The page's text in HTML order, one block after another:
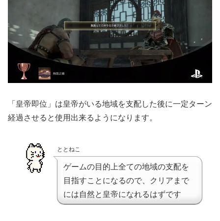
「皇帝即位」は皇帝がいる地域を支配した後に一定ターン
経過させると使用出来るようになります。
ととねこ
ゲームの目的上全ての地域の支配を
目指すことになるので、クリアまで
には自然と皇帝になれるはずです